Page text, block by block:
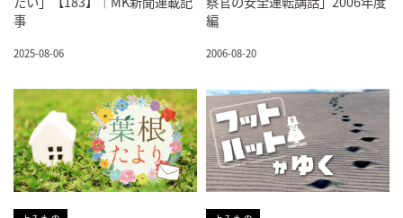
事
2025-08-06
編
2006-08-20